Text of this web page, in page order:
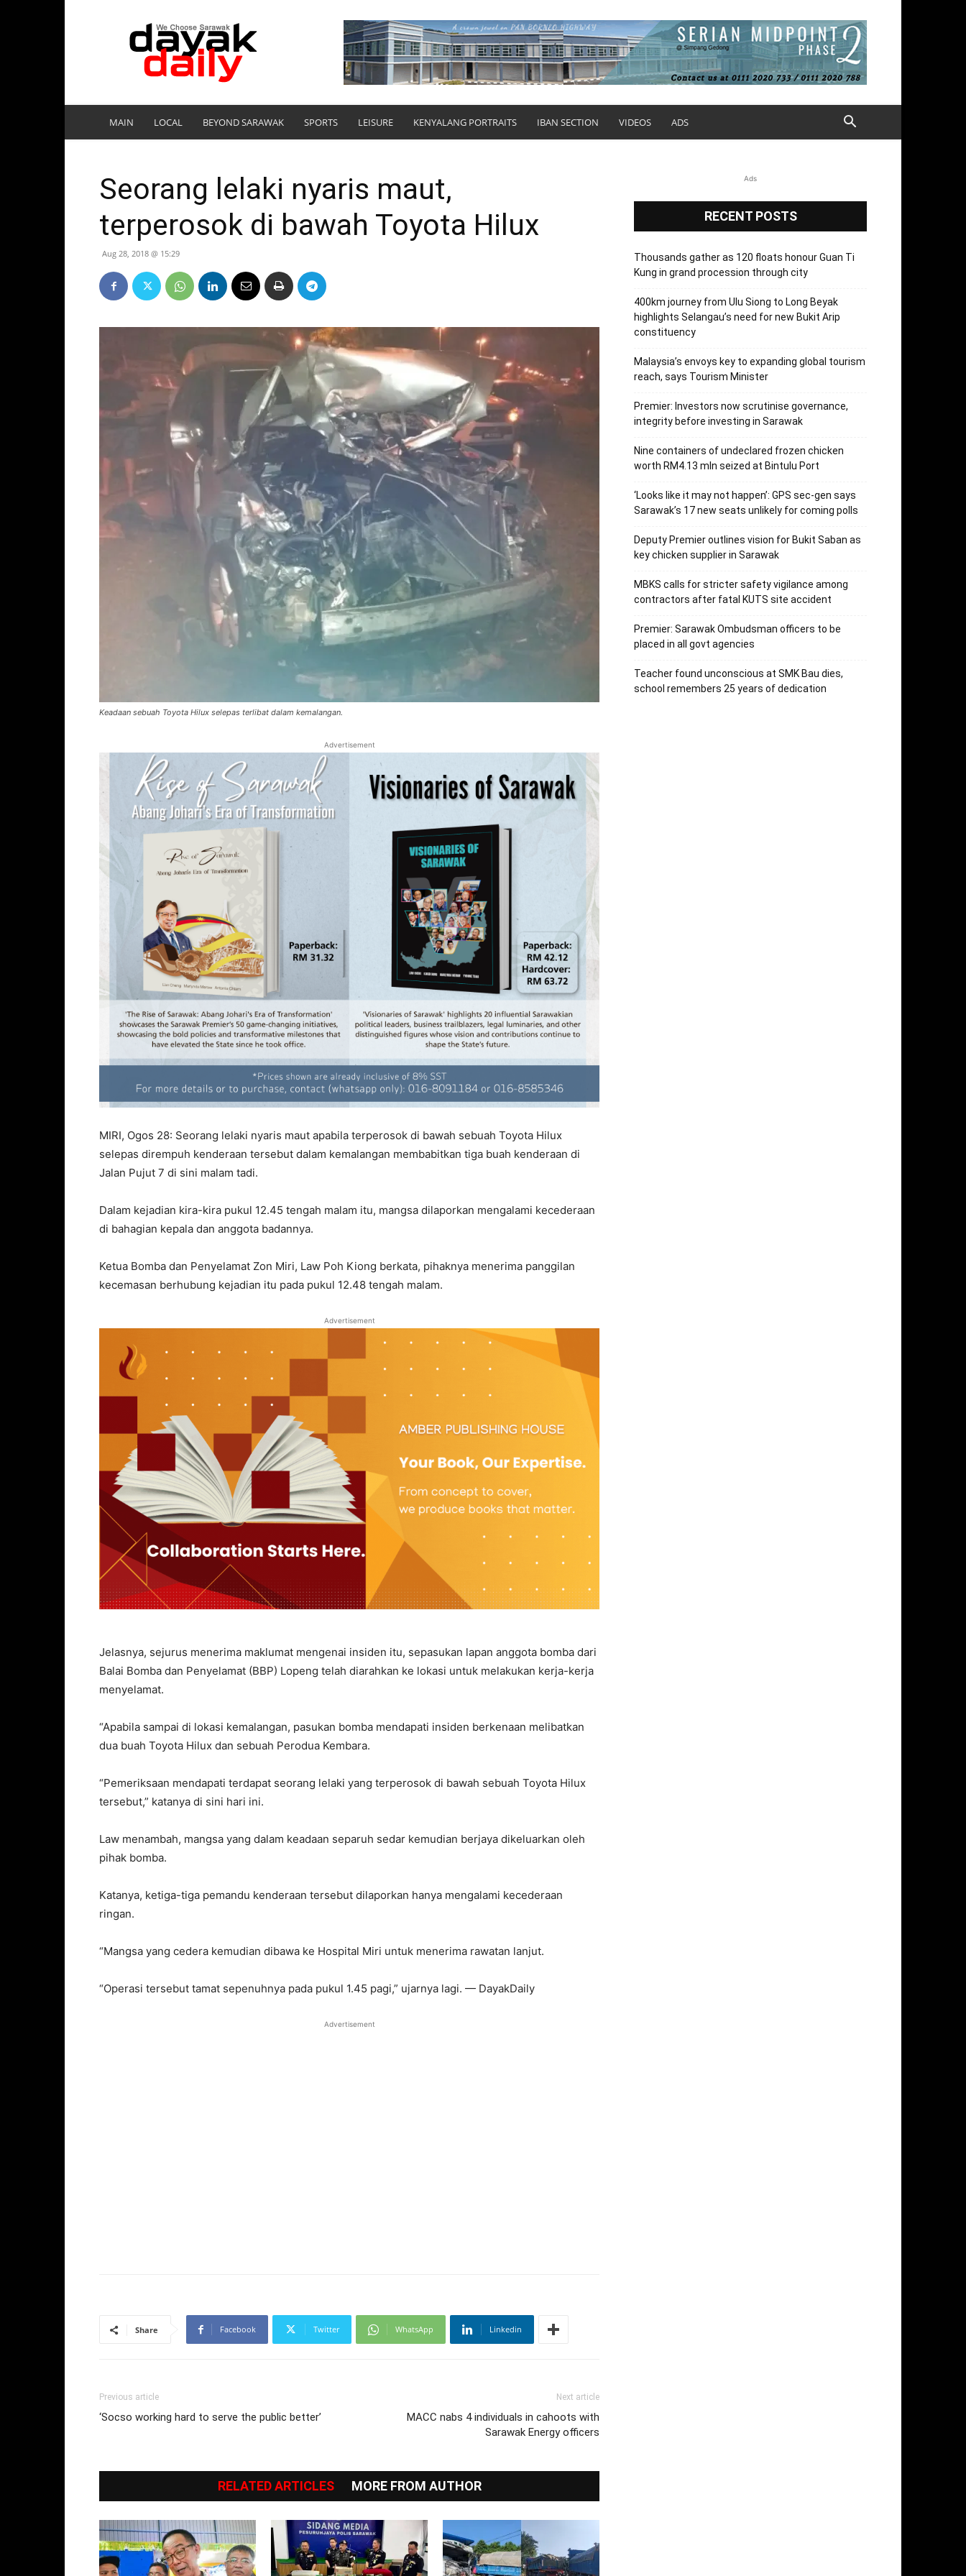
DayakDaily
MAIN LOCAL BEYOND SARAWAK SPORTS LEISURE KENYALANG PORTRAITS IBAN SECTION VIDEOS ADS
Seorang lelaki nyaris maut,
terperosok di bawah Toyota Hilux
Aug 28, 2018 @ 15:29
Keadaan sebuah Toyota Hilux selepas terlibat dalam kemalangan.
Advertisement
MIRI, Ogos 28: Seorang lelaki nyaris maut apabila terperosok di bawah sebuah Toyota Hilux
selepas dirempuh kenderaan tersebut dalam kemalangan membabitkan tiga buah kenderaan di
Jalan Pujut 7 di sini malam tadi.
Dalam kejadian kira-kira pukul 12.45 tengah malam itu, mangsa dilaporkan mengalami kecederaan
di bahagian kepala dan anggota badannya.
Ketua Bomba dan Penyelamat Zon Miri, Law Poh Kiong berkata, pihaknya menerima panggilan
kecemasan berhubung kejadian itu pada pukul 12.48 tengah malam.
Advertisement
Jelasnya, sejurus menerima maklumat mengenai insiden itu, sepasukan lapan anggota bomba dari
Balai Bomba dan Penyelamat (BBP) Lopeng telah diarahkan ke lokasi untuk melakukan kerja-kerja
menyelamat.
“Apabila sampai di lokasi kemalangan, pasukan bomba mendapati insiden berkenaan melibatkan
dua buah Toyota Hilux dan sebuah Perodua Kembara.
“Pemeriksaan mendapati terdapat seorang lelaki yang terperosok di bawah sebuah Toyota Hilux
tersebut,” katanya di sini hari ini.
Law menambah, mangsa yang dalam keadaan separuh sedar kemudian berjaya dikeluarkan oleh
pihak bomba.
Katanya, ketiga-tiga pemandu kenderaan tersebut dilaporkan hanya mengalami kecederaan
ringan.
“Mangsa yang cedera kemudian dibawa ke Hospital Miri untuk menerima rawatan lanjut.
“Operasi tersebut tamat sepenuhnya pada pukul 1.45 pagi,” ujarnya lagi. — DayakDaily
Advertisement
Share Facebook Twitter WhatsApp Linkedin
Previous article
‘Socso working hard to serve the public better’
Next article
MACC nabs 4 individuals in cahoots with
Sarawak Energy officers
RELATED ARTICLES MORE FROM AUTHOR
Ads
RECENT POSTS
Thousands gather as 120 floats honour Guan Ti
Kung in grand procession through city
400km journey from Ulu Siong to Long Beyak
highlights Selangau’s need for new Bukit Arip
constituency
Malaysia’s envoys key to expanding global tourism
reach, says Tourism Minister
Premier: Investors now scrutinise governance,
integrity before investing in Sarawak
Nine containers of undeclared frozen chicken
worth RM4.13 mln seized at Bintulu Port
‘Looks like it may not happen’: GPS sec-gen says
Sarawak’s 17 new seats unlikely for coming polls
Deputy Premier outlines vision for Bukit Saban as
key chicken supplier in Sarawak
MBKS calls for stricter safety vigilance among
contractors after fatal KUTS site accident
Premier: Sarawak Ombudsman officers to be
placed in all govt agencies
Teacher found unconscious at SMK Bau dies,
school remembers 25 years of dedication